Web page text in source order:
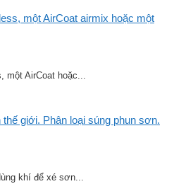
một AirCoat airmix hoặc một
một AirCoat hoặc...
giới. Phân loại súng phun sơn.
khí để xé sơn...